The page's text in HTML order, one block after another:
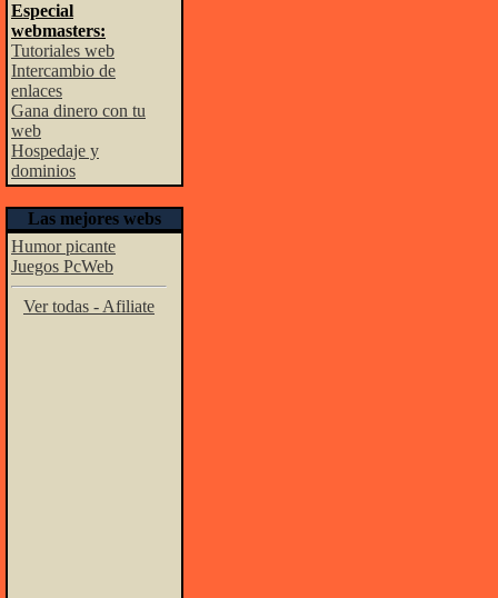
Especial
webmasters:
Tutoriales web
Intercambio de
enlaces
Gana dinero con tu
web
Hospedaje y
dominios
Las mejores webs
Humor picante
Juegos PcWeb
Ver todas - Afiliate